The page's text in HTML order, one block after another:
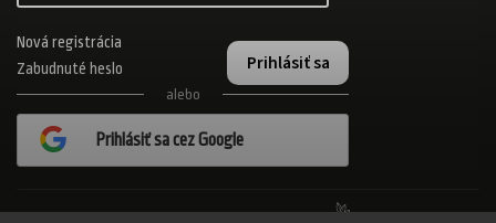
Prihlásiť sa
Nová registrácia
Zabudnuté heslo
alebo
Prihlásiť sa cez Google